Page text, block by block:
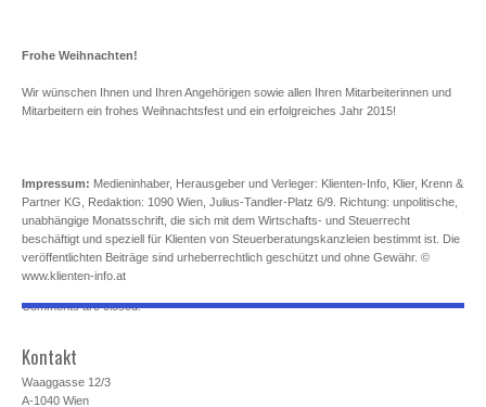
Frohe Weihnachten!
Wir wünschen Ihnen und Ihren Angehörigen sowie allen Ihren Mitarbeiterinnen und
Mitarbeitern ein frohes Weihnachtsfest und ein erfolgreiches Jahr 2015!
Impressum: Medieninhaber, Herausgeber und Verleger: Klienten-Info, Klier, Krenn &
Partner KG, Redaktion: 1090 Wien, Julius-Tandler-Platz 6/9. Richtung: unpolitische,
unabhängige Monatsschrift, die sich mit dem Wirtschafts- und Steuerrecht
beschäftigt und speziell für Klienten von Steuerberatungskanzleien bestimmt ist. Die
veröffentlichten Beiträge sind urheberrechtlich geschützt und ohne Gewähr. ©
www.klienten-info.at
Comments are closed.
Kontakt
Waaggasse 12/3
A-1040 Wien